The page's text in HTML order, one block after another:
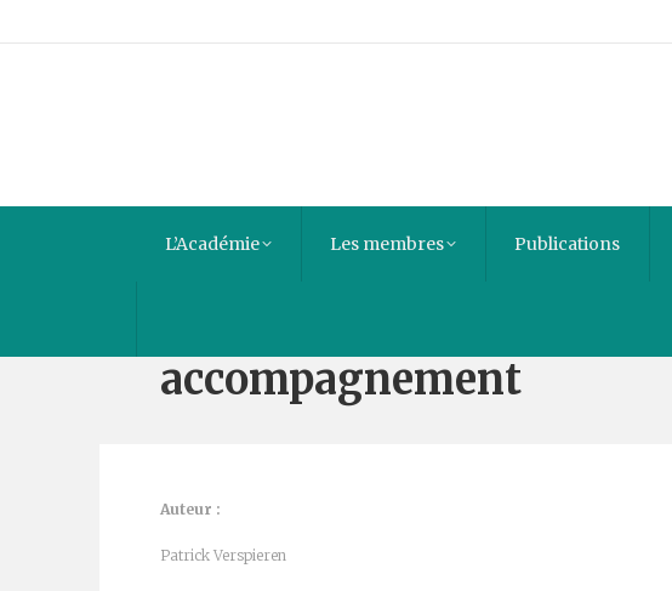
L’Académie Les membres Publications
Face à celui qui meurt :
accompagnement
Auteur :
Patrick Verspieren